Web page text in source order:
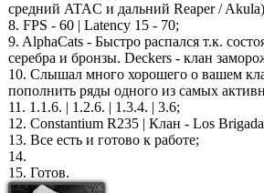
средний ATAC и дальний Reaper /
8. FPS - 60 | Latency 15 - 70;
9. AlphaCats - Быстро распался т.к.
серебра и бронзы. Deckers - клан
10. Слышал много хорошего о вашем
пополнить ряды одного из самых
11. 1.1.6. | 1.2.6. | 1.3.4. | 3.6;
12. Constantium R235 | Клан - Los
13. Все есть и готово к работе;
14.
15. Готов.